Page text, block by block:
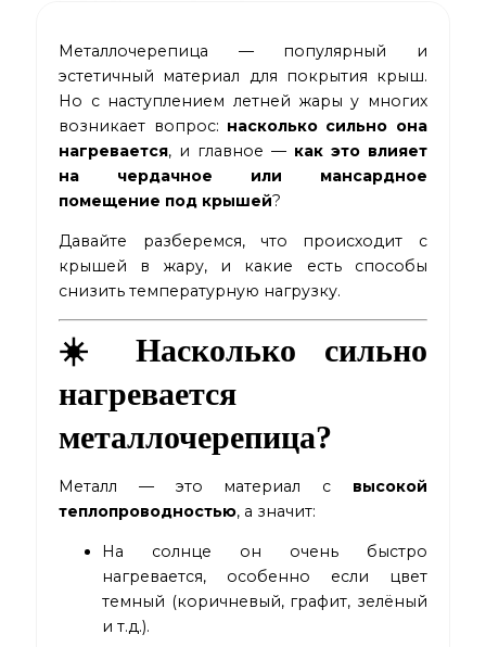
Металлочерепица — популярный и
эстетичный материал для покрытия крыш.
Но с наступлением летней жары у многих
возникает вопрос: насколько сильно она
нагревается, и главное — как это влияет
на чердачное или мансардное
помещение под крышей?
Давайте разберемся, что происходит с
крышей в жару, и какие есть способы
снизить температурную нагрузку.
☀️ Насколько сильно
нагревается
металлочерепица?
Металл — это материал с высокой
теплопроводностью, а значит:
На солнце он очень быстро
нагревается, особенно если цвет
темный (коричневый, графит, зелёный
и т.д.).